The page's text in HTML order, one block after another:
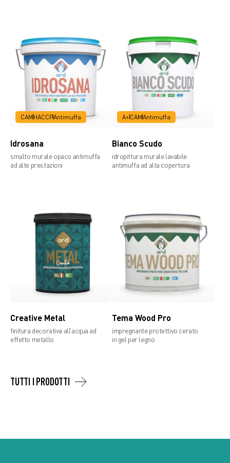
Scheda tecnica
CAM HACCPAntimuffa
Idrosana
smalto murale opaco antimuffa
ad alte prestazioni
A+ CAMAntimuffa
Bianco Scudo
idropittura murale lavabile
antimuffa ad alta copertura
Creative Metal
finitura decorativa all’acqua ad
effetto metallo
Tema Wood Pro
impregnante protettivo cerato
in gel per legno
TUTTI I PRODOTTI